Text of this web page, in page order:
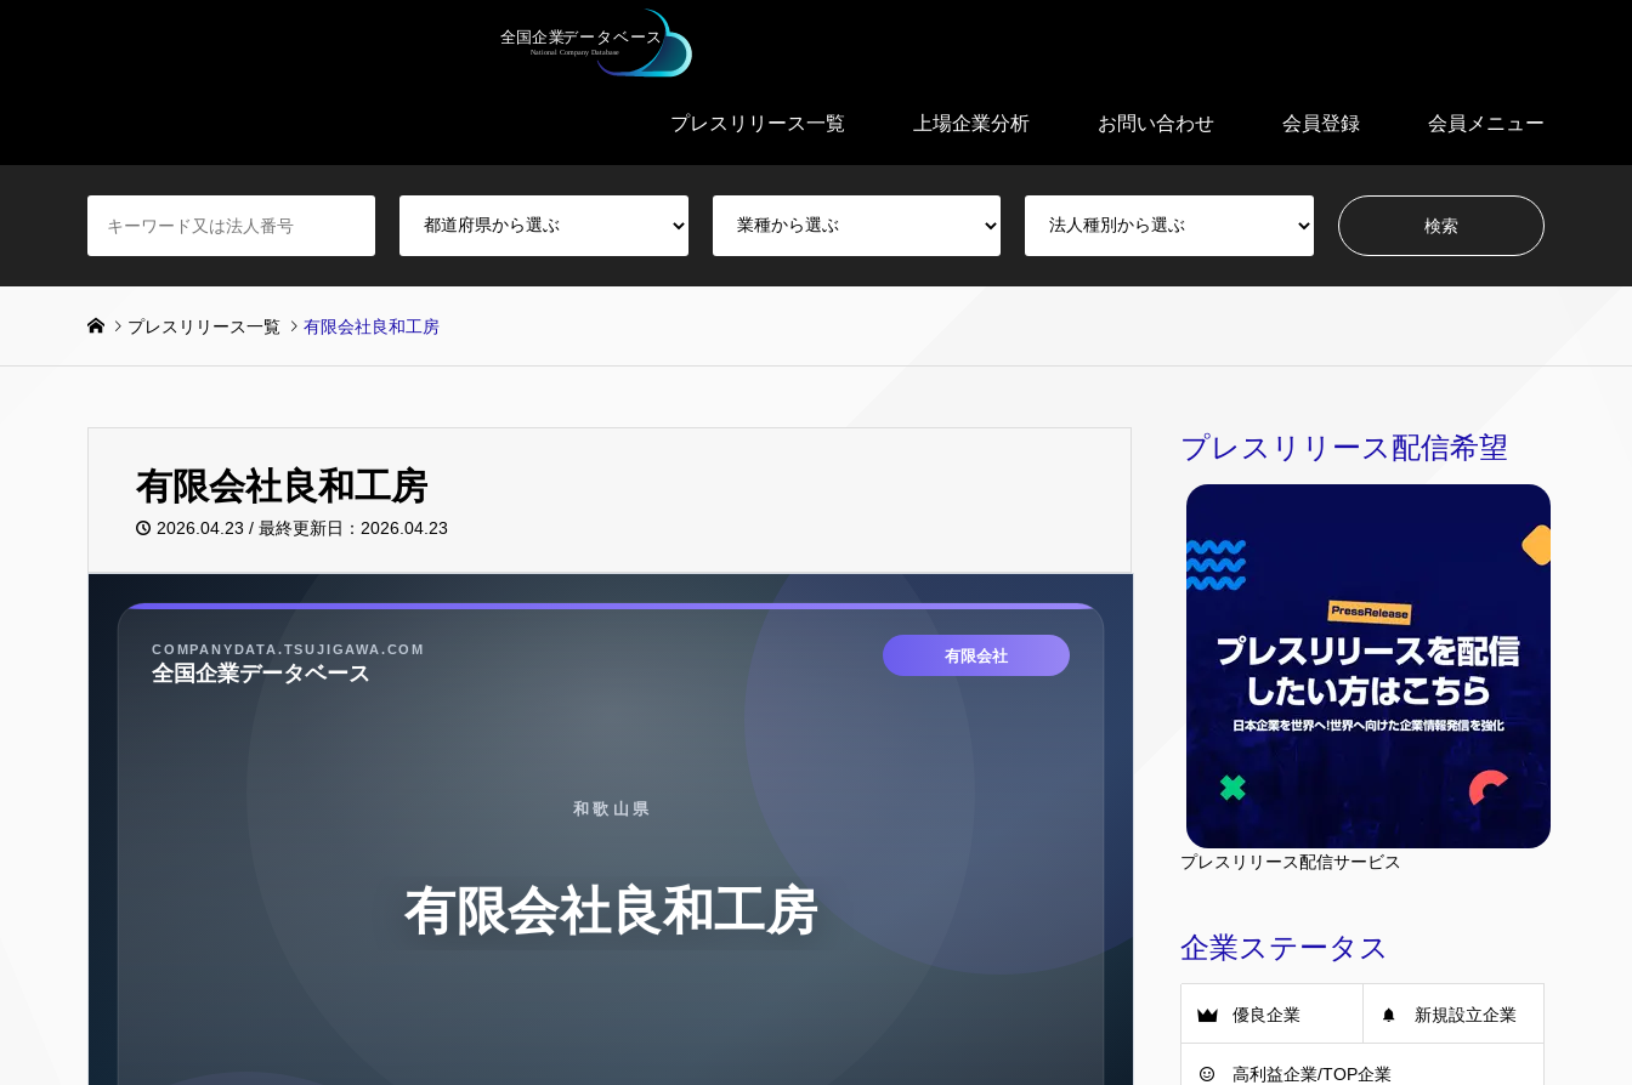
プレスリリース一覧 上場企業分析 お問い合わせ 会員登録 会員メニュー
プレスリリース一覧 有限会社良和工房
有限会社良和工房
2026.04.23 / 最終更新日：2026.04.23
プレスリリース配信希望
プレスリリース配信サービス
企業ステータス
優良企業 新規設立企業
高利益企業/TOP企業